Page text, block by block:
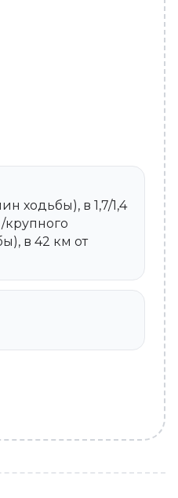
ходьбы), в 1,7/1,4
крупного
в 42 км от